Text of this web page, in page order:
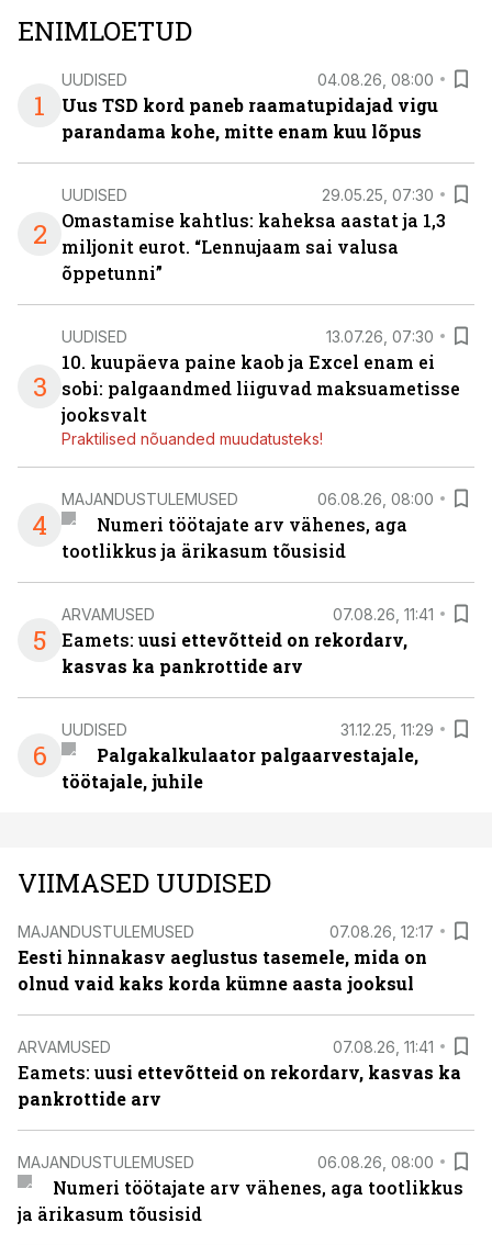
ENIMLOETUD
1
UUDISED 04.08.26, 08:00
Uus TSD kord paneb raamatupidajad vigu
parandama kohe, mitte enam kuu lõpus
2
UUDISED 29.05.25, 07:30
Omastamise kahtlus: kaheksa aastat ja 1,3
miljonit eurot. “Lennujaam sai valusa
õppetunni”
3
UUDISED 13.07.26, 07:30
10. kuupäeva paine kaob ja Excel enam ei
sobi: palgaandmed liiguvad maksuametisse
jooksvalt
Praktilised nõuanded muudatusteks!
4
MAJANDUSTULEMUSED 06.08.26, 08:00
Numeri töötajate arv vähenes, aga
tootlikkus ja ärikasum tõusisid
5
ARVAMUSED 07.08.26, 11:41
Eamets: uusi ettevõtteid on rekordarv,
kasvas ka pankrottide arv
6
UUDISED 31.12.25, 11:29
Palgakalkulaator palgaarvestajale,
töötajale, juhile
VIIMASED UUDISED
MAJANDUSTULEMUSED 07.08.26, 12:17
Eesti hinnakasv aeglustus tasemele, mida on
olnud vaid kaks korda kümne aasta jooksul
ARVAMUSED 07.08.26, 11:41
Eamets: uusi ettevõtteid on rekordarv, kasvas ka
pankrottide arv
MAJANDUSTULEMUSED 06.08.26, 08:00
Numeri töötajate arv vähenes, aga tootlikkus
ja ärikasum tõusisid